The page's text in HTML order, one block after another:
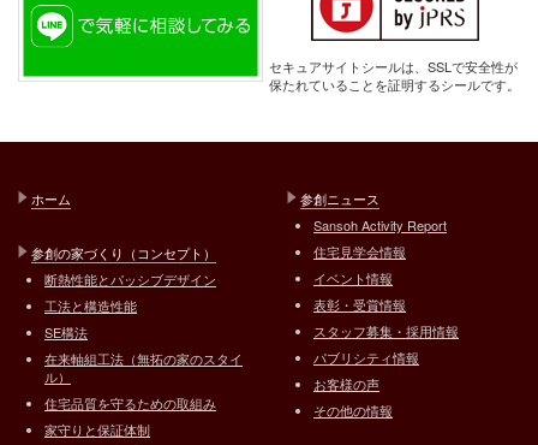
セキュアサイトシールは、SSLで安全性が
保たれていることを証明するシールです。
ホーム
参創の家づくり（コンセプト）
断熱性能とパッシブデザイン
工法と構造性能
SE構法
在来軸組工法（無拓の家のスタイ
ル）
住宅品質を守るための取組み
家守りと保証体制
参創ニュース
Sansoh Activity Report
住宅見学会情報
イベント情報
表彰・受賞情報
スタッフ募集・採用情報
パブリシティ情報
お客様の声
その他の情報